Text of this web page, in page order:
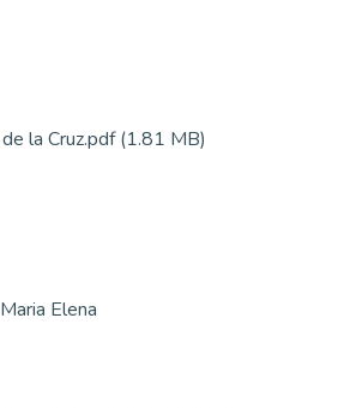
la Cruz.pdf(1.81 MB)
Elena